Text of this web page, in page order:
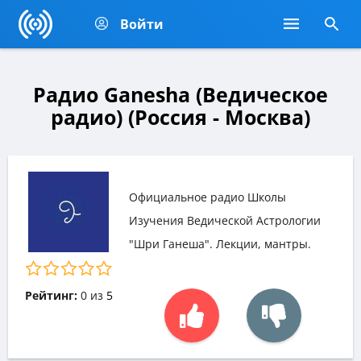
Войти
Радио Ganesha (Ведическое
радио) (Россия - Москва)
Рейтинг: 0из 5
Официальное радио Школы
Изучения Ведической Астрологии
"Шри Ганеша". Лекции, мантры.